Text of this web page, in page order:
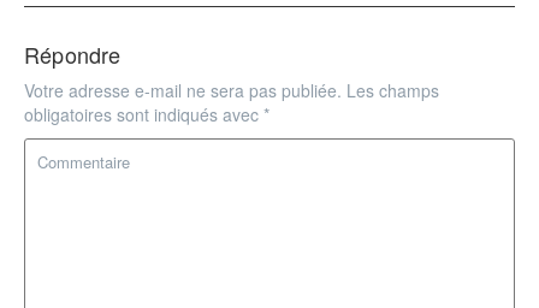
Répondre
Votre adresse e-mail ne sera pas publiée. Les champs
obligatoires sont indiqués avec *